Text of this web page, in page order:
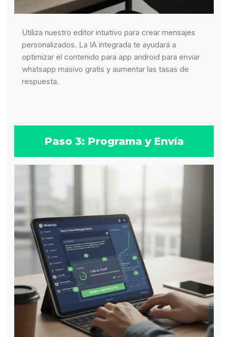
Utiliza nuestro editor intuitivo para crear mensajes
personalizados. La IA integrada te ayudará a
optimizar el contenido para app android para enviar
whatsapp masivo gratis y aumentar las tasas de
respuesta.
Paso 3: Programa y Envía